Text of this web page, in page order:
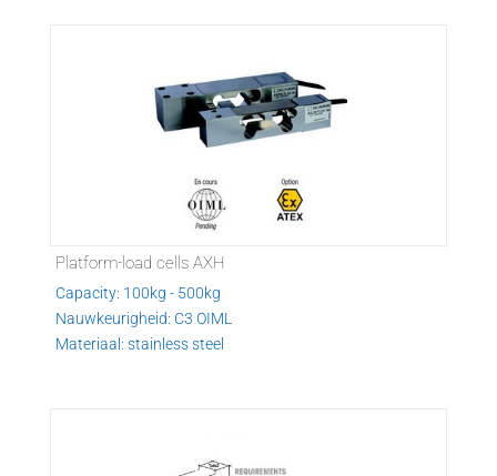
Platform-load cells AXH
Capacity: 100kg - 500kg
Nauwkeurigheid: C3 OIML
Materiaal: stainless steel